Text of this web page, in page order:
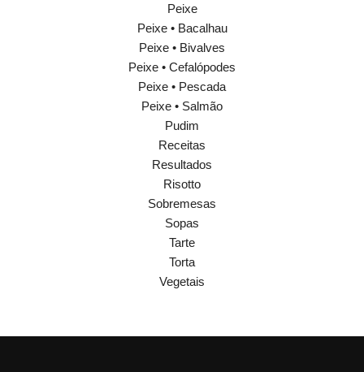
Peixe
Peixe • Bacalhau
Peixe • Bivalves
Peixe • Cefalópodes
Peixe • Pescada
Peixe • Salmão
Pudim
Receitas
Resultados
Risotto
Sobremesas
Sopas
Tarte
Torta
Vegetais